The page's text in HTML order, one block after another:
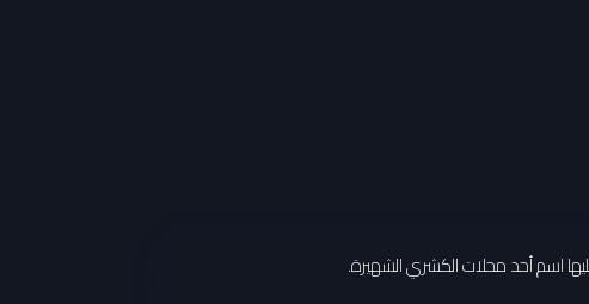
اسم أحد محلات الكشري الشهيرة.